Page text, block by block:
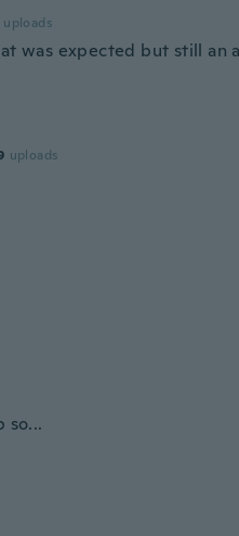
uploads
was expected but still an
uploads
so...